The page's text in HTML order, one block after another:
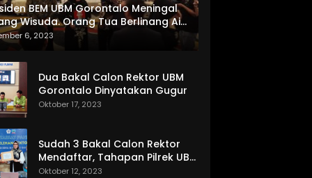
BEM UBM Gorontalo Meningal
Wisuda. Orang Tua Berlinang Air
Menerima SKL dan Pemasangan
6, 2023
Dua Bakal Calon Rektor UBM
Gorontalo Dinyatakan Gugur
Oktober 17, 2023
Sudah 3 Bakal Calon Rektor
Mendaftar, Tahapan Pilrek UBM
Gorontalo Makin Seru
Oktober 12, 2023